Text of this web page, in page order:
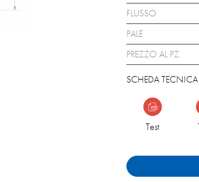
FLUSSO
PALE
PREZZO AL PZ.
SCHEDA TECNICA
Test